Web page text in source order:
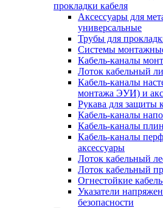
прокладки кабеля
Аксессуары для
универсальные
Трубы для
Системы
Кабель-каналы
Лоток кабельный
Кабель-каналы
монтажа ЭУИ) и
Рукава для защиты
Кабель-каналы
Кабель-каналы
Кабель-каналы
аксессуары
Лоток кабельный
Лоток кабельный
Огнестойкие
Указатели
безопасности